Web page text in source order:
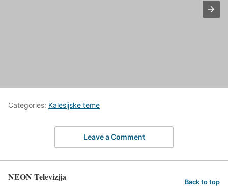
Categories: Kalesijske teme
Leave a Comment
NEON Televizija Back to top